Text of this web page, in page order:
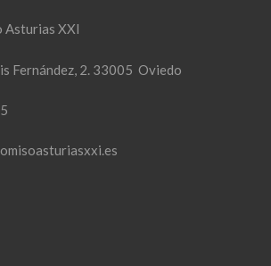
XXI
2. 33005 Oviedo